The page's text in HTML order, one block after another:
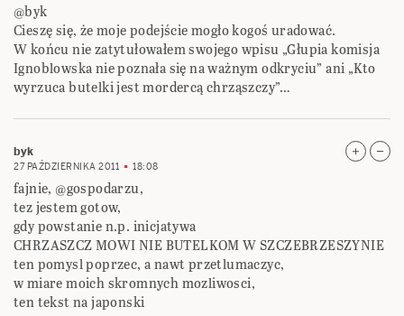
@byk
Cieszę się, że moje podejście mogło kogoś uradować.
W końcu nie zatytułowałem swojego wpisu „Głupia komisja
Ignoblowska nie poznała się na ważnym odkryciu” ani „Kto
wyrzuca butelki jest mordercą chrząszczy”…
byk
27 PAŹDZIERNIKA 2011 18:08
fajnie, @gospodarzu,
tez jestem gotow,
gdy powstanie n.p. inicjatywa
CHRZASZCZ MOWI NIE BUTELKOM W SZCZEBRZESZYNIE
ten pomysl poprzec, a nawt przetlumaczyc,
w miare moich skromnych mozliwosci,
ten tekst na japonski